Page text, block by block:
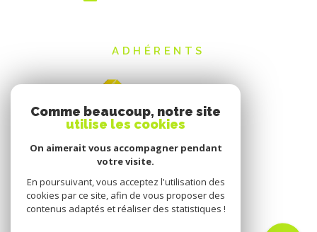
Comme beaucoup, notre site
utilise les cookies
On aimerait vous accompagner pendant
votre visite.
En poursuivant, vous acceptez l'utilisation des
cookies par ce site, afin de vous proposer des
contenus adaptés et réaliser des statistiques !